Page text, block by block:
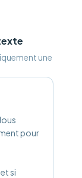
une
pour
si